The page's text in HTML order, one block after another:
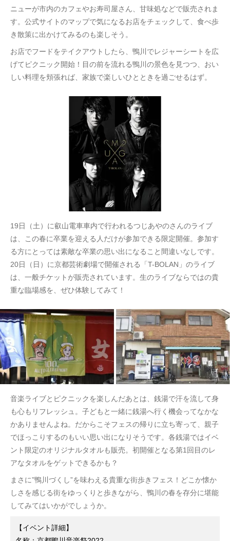
ニューが市内のカフェやお寿司屋さん、甘味処などで販売されま
す。公式サイトのマップで気になるお店をチェックして、食べ歩
き散策に出かけてみるのも楽しそう。
お店でフードをテイクアウトしたら、鴨川でレジャーシートを広
げてピクニック開始！目の前を流れる鴨川の景色を見つつ、おい
しい料理を頬張れば、家族で楽しいひとときを過ごせるはず。
19日（土）に叡山電車車内で行われるつじあやのさんのライブ
は、この春に卒業を迎える人だけが参加できる限定開催。参加す
る方にとっては素敵な卒業の思い出になること間違いなしです。
20日（日）に京都芸術劇場で開催される「T-BOLAN」のライブ
は、一般チケットが販売されています。生のライブならではの貴
重な臨場感を、ぜひ体験してみて！
音楽ライブとピクニックを楽しんだあとは、銭湯で汗を流して身
も心もリフレッシュ。子どもと一緒に銭湯へ行く機会ってなかな
かありませんよね。だからこそフェスの帰りに立ち寄って、親子
でほっこりするのもいい思い出になりそうです。各銭湯ではイベ
ント限定のオリジナルタオルも販売。初開催となる第1回目のレ
アなタオルをゲットできるかも？
まさに”鴨川づくし”を味わえる貴重な街歩きフェス！どこか懐か
しさを感じる街をゆっくりと歩きながら、鴨川の春を存分に堪能
してみてはいかがでしょうか。
【イベント詳細】